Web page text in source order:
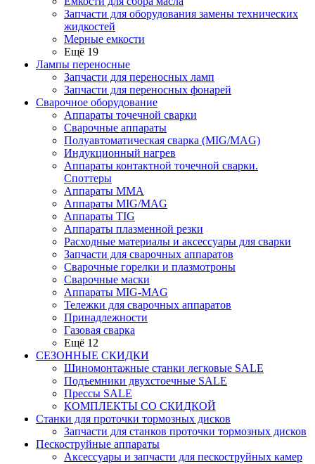
Запчасти для оборудования замены технических
жидкостей
Мерные емкости
Ещё 19
Лампы переносные
Запчасти для переносных ламп
Запчасти для переносных фонарей
Сварочное оборудование
Аппараты точечной сварки
Сварочные аппараты
Полуавтоматическая сварка (MIG/MAG)
Индукционный нагрев
Аппараты контактной точечной сварки.
Споттеры
Аппараты MMA
Аппараты MIG/MAG
Аппараты TIG
Аппараты плазменной резки
Расходные материалы и аксессуары для сварки
Запчасти для сварочных аппаратов
Сварочные горелки и плазмотроны
Сварочные маски
Аппараты MIG-MAG
Тележки для сварочных аппаратов
Принадлежности
Газовая сварка
Ещё 12
СЕЗОННЫЕ СКИДКИ
Шиномонтажные станки легковые SALE
Подъемники двухстоечные SALE
Прессы SALE
КОМПЛЕКТЫ СО СКИДКОЙ
Станки для проточки тормозных дисков
Запчасти для станков проточки тормозных дисков
Пескоструйные аппараты
Аксессуары и запчасти для пескоструйных камер